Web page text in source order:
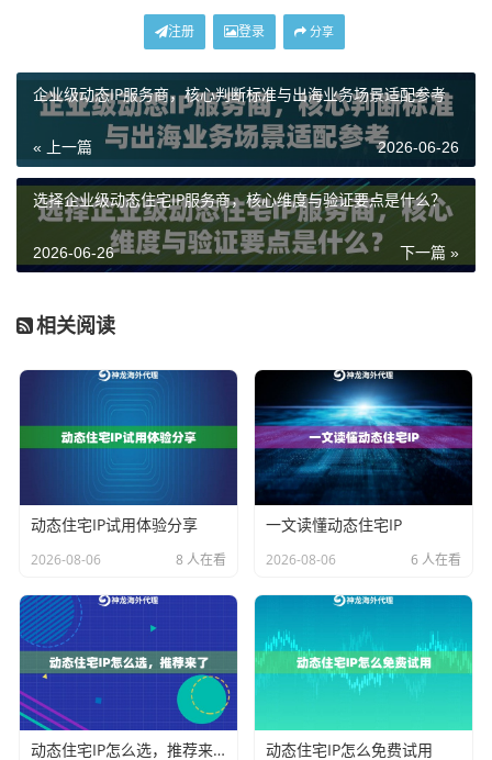
连接成功率和无限并发承载能力，直接回应了企业对稳
定性和规模化的要求。而不限量代理IP套餐，则通过“不
限IP使用数量、不限流量消耗”的模式，为企业提供了高
度可控的成本预期，特别适合长期、高消耗的业务场
景。
如何根据业务场景适配动态IP类型？
不同的业务场景对IP的需求侧重点截然不同，选型错误
心动作是“读”还是“写”，对IP的“稳定性”、“更换频率”和“区
大规模、持续性的数据采集与自动化任务，例如AI
模型训练的数据采集、海外市场行情监控，业务的核心
在于“读”取数据。这类场景通常需要极高的并发能力和巨
大的流量吞吐，同时对IP的纯净度有要求以避免被反爬
机制拦截。不限量代理IP 企业级动态住宅IP是更优选
择。它们提供专属或大规模IP池，支持高并发和不限流
量，能保障数据采集任务的长期、稳定运行。
对于涉及多账号管理与内容分发的运营类场景，例如跨
境电商团队同时管理多个店铺、海外社交媒体矩阵运
营，业务的核心在于“写”入操作。这类场景对IP的
准性和账号隔离性要求极高。需要IP能精准定位到特定
注册 登录 分享
企业级动态IP服务商，核心判断标准与出海业务场景适配参考
« 上一篇 2026-06-26
选择企业级动态住宅IP服务商，核心维度与验证要点是什么？
下一篇 »
2026-06-26
相关阅读
动态住宅IP试用体验分享
2026-08-06 8 人在看
一文读懂动态住宅IP
2026-08-06 6 人在看
动态住宅IP怎么选，推荐来了 动态住宅IP怎么免费试用